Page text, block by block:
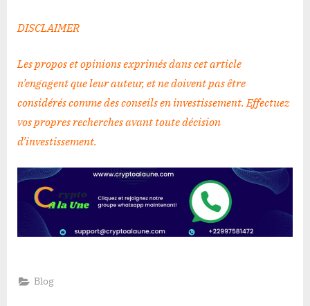
DISCLAIMER
Les propos et opinions exprimés dans cet article
n’engagent que leur auteur, et ne doivent pas être
considérés comme des conseils en investissement. Effectuez
vos propres recherches avant toute décision
d’investissement.
Blog